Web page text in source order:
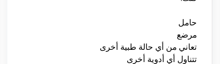
حامل
مرضع
تعاني من أي حالة طبية أخرى
تتناول أي أدوية أخرى